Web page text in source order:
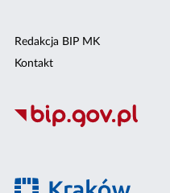
Redakcja BIP MK
Kontakt